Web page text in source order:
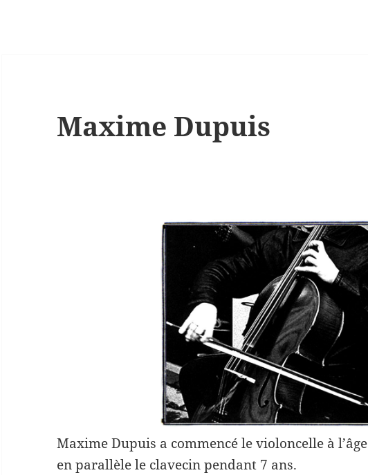
Maxime Dupuis
Maxime Dupuis a commencé le violoncelle à
en parallèle le clavecin pendant 7 ans.